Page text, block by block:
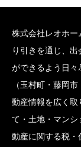
株式会社レオホ
り引きを通じ、
ができるよう日
（玉村町・藤岡
動産情報を広く
て・土地・マン
動産に関する税